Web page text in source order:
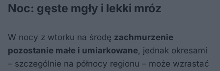
Noc: gęste mgły i lekki mróz
W nocy z wtorku na środę zachmurzenie
pozostanie małe i umiarkowane , jednak okresami
– szczególnie na północy regionu – może wzrastać